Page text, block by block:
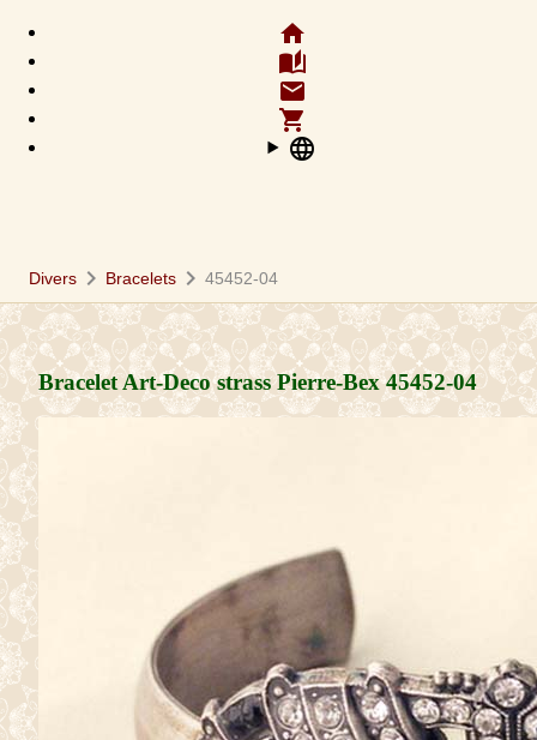
home
auto_stories
email
shopping_cart
language
Divers chevron_right Bracelets chevron_right 45452-04
Bracelet Art-Deco strass Pierre-Bex45452-04